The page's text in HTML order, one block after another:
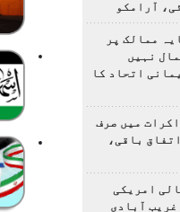
آرامکو
ممالک پر
نہیں
اتحاد کا
میں صرف
باقی،
امریکی
غریب آبادی